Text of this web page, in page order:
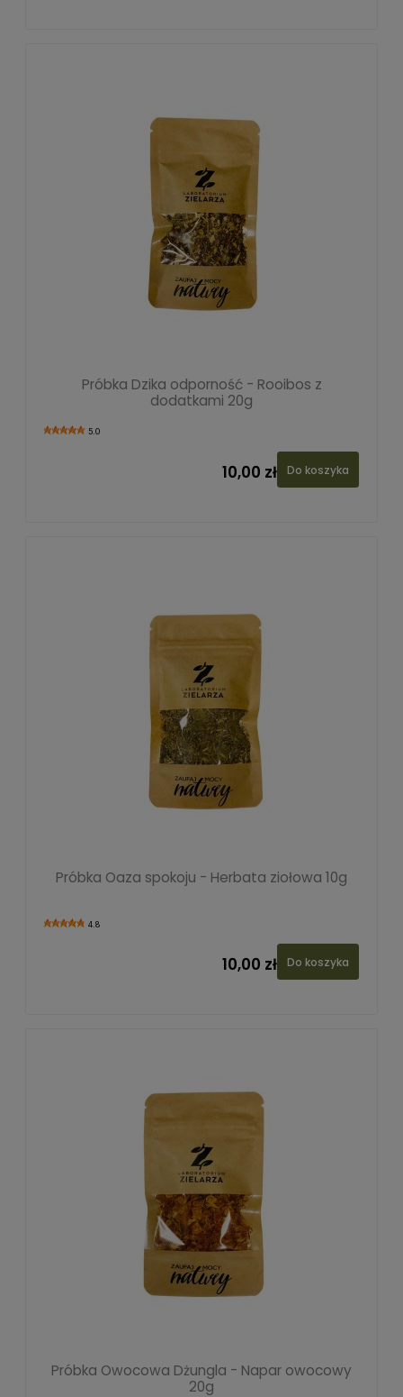
Próbka Dzika odporność - Rooibos z
dodatkami 20g
5.0
10,00 zł Do koszyka
Próbka Oaza spokoju - Herbata ziołowa 10g
4.8
10,00 zł Do koszyka
Próbka Owocowa Dżungla - Napar owocowy
20g